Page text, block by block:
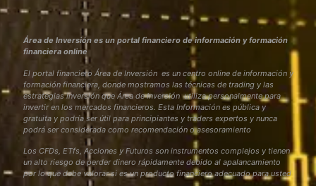
Área de Inversión es un portal financiero de información y formación
financiera online
El portal financiero Área de Inversión es un centro online de información y
formación financiera, donde mostramos las técnicas de trading y las
estrategias inversión que Área de Inversión utiliza personalmente para
invertir en los mercados financieros. Esta Información es pública y
gratuita y podría ser útil para principiantes y traders expertos y nunca
podrá ser considerada como recomendación o asesoramiento
Los CFDs, ETfs, Acciones y Futuros son instrumentos complejos y tienen
un alto riesgo de perder dinero rápidamente debido al apalancamiento
por lo que debe valorar si es un producto financiero adecuado para usted